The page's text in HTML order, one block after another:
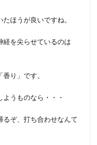
ほうが良いですね。
経を尖らせているのは
り」です。
うものなら・・・
るぞ、打ち合わせなんて